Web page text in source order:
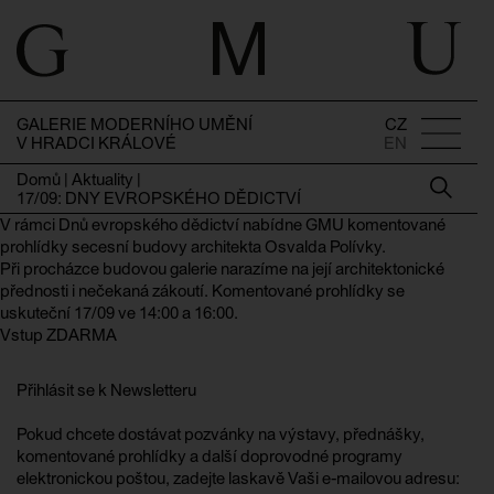
GALERIE MODERNÍHO UMĚNÍ
V HRADCI KRÁLOVÉ
CZ
EN
Domů | Aktuality |
17/09: DNY EVROPSKÉHO DĚDICTVÍ
V rámci Dnů evropského dědictví nabídne GMU komentované
prohlídky secesní budovy architekta Osvalda Polívky.
Při procházce budovou galerie narazíme na její architektonické
přednosti i nečekaná zákoutí. Komentované prohlídky se
uskuteční 17/09 ve 14:00 a 16:00.
Vstup ZDARMA
Přihlásit se k Newsletteru
Pokud chcete dostávat pozvánky na výstavy, přednášky,
komentované prohlídky a další doprovodné programy
elektronickou poštou, zadejte laskavě Vaši e-mailovou adresu: